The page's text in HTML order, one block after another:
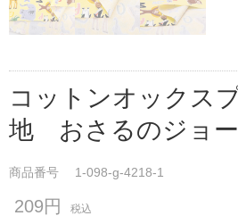
コットンオックス
地 おさるのジョ
商品番号 1-098-g-4218-1
209円 税込